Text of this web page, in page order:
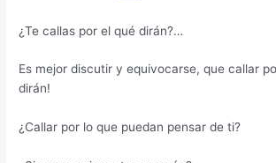
¿Te callas por el qué dirán?…
Es mejor discutir y equivocarse, que callar
dirán!
¿Callar por lo que puedan pensar de ti?